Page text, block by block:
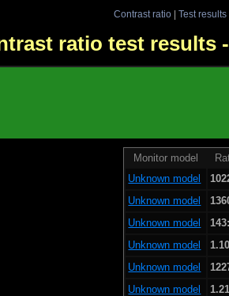
Contrast ratio| Test results
ratio test results
Monitor model
Unknown model
Unknown model
Unknown model
Unknown model
Unknown model
Unknown model